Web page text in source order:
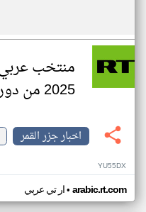
منتخب
2025 من دور المجموعات
اخبار جزر القمر
YU55DX
ار تي عربي• arabic.rt.com